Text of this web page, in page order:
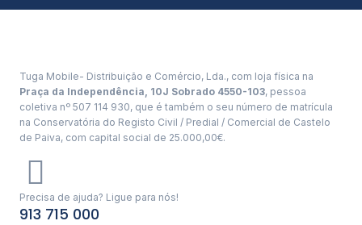
Tuga Mobile- Distribuição e Comércio, Lda., com loja física na
Praça da Independência, 10J Sobrado 4550-103, pessoa
coletiva nº 507 114 930, que é também o seu número de matrícula
na Conservatória do Registo Civil / Predial / Comercial de Castelo
de Paiva, com capital social de 25.000,00€.
Precisa de ajuda? Ligue para nós!
913 715 000